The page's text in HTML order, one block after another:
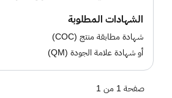
الشهادات المطلوبة
شهادة مطابقة منتج (COC)
أو شهادة علامة الجودة (QM)
صفحة 1 من 1